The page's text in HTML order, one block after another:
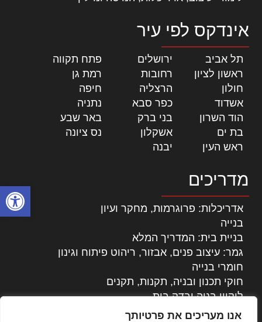
פתח
אנו מעריכים את פרטיותך
אינדקס לפי עיר
תל אביב ירושלים פתח תקווה
ראשון לציון
רחובות רמת גן
חולון
הרצליה חיפה
אשדוד
כפר סבא נתניה
הוד השרון
בני ברק באר שבע
בת ים
אשקלון נס ציונה
ראש העין
יבנה
מדריכים
אדריכלות: פרוגרמות, מחקר ועיון
בנייה
בניית בית: המדריך המלא
גמר: עיצוב פנים, אבזור, ריהוט פיתוח וגינון
חומרי בנייה
חוקי תכנון ובניה, תקנות, תקנים
ליקויי בניה ובדק בית
נדל"ן: זכויות, אגרות ועסקאות